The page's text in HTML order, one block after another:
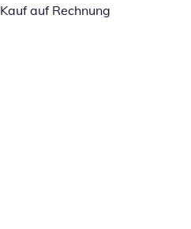
Kauf auf Rechnung